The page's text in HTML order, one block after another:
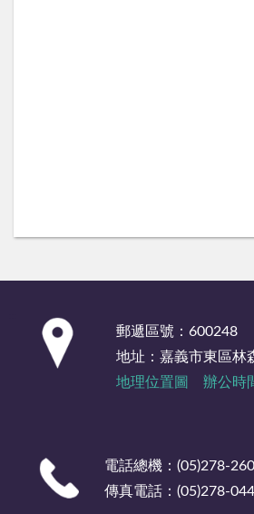
郵遞區號：600248
地址：嘉義市東區林
地理位置圖
辦公時
電話總機：(05)278-
傳真電話：(05)278-